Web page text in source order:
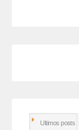
Ultimos posts